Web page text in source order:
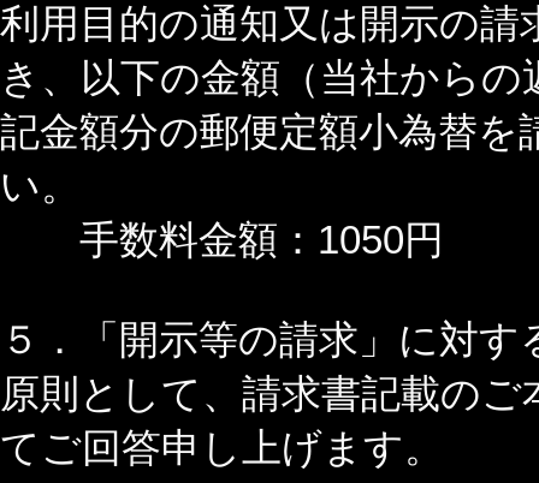
利用目的の通知又は開示の
き、以下の金額（当社から
記金額分の郵便定額小為替
い。
手数料金額：1050円
５．「開示等の請求」に対す
原則として、請求書記載の
てご回答申し上げます。